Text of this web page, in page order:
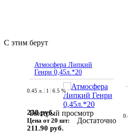
С этим берут
Атмосфера Липкий
Генри 0,45л.*20
Быстрый просмотр
0.45 л. 1 6.5 %
238 руб.
Цена от 20 шт:
211.90 руб.
Достаточно